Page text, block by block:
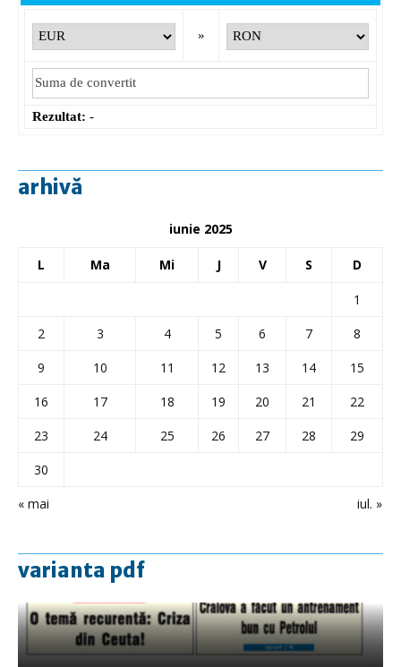
»
Rezultat: -
arhivă
iunie 2025
L Ma Mi J V S D
« mai iul. »
1
2
3 4 5 6 7
8
9
10 11 12 13 14
15
16
17 18 19 20 21
22
23
24 25 26 27 28
29
30
varianta pdf